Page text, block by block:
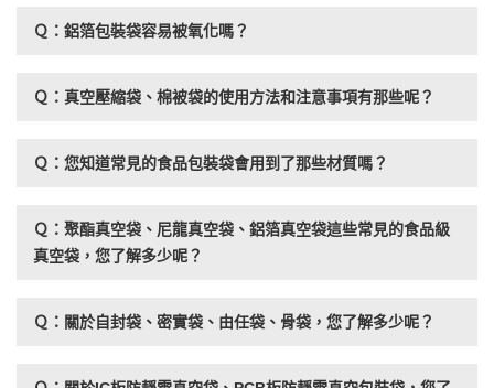
Ｑ：鋁箔包裝袋容易被氧化嗎？
Ｑ：真空壓縮袋、棉被袋的使用方法和注意事項有那些呢？
Ｑ：您知道常見的食品包裝袋會用到了那些材質嗎？
Ｑ：聚酯真空袋、尼龍真空袋、鋁箔真空袋這些常見的食品級
真空袋，您了解多少呢？
Ｑ：關於自封袋、密實袋、由任袋、骨袋，您了解多少呢？